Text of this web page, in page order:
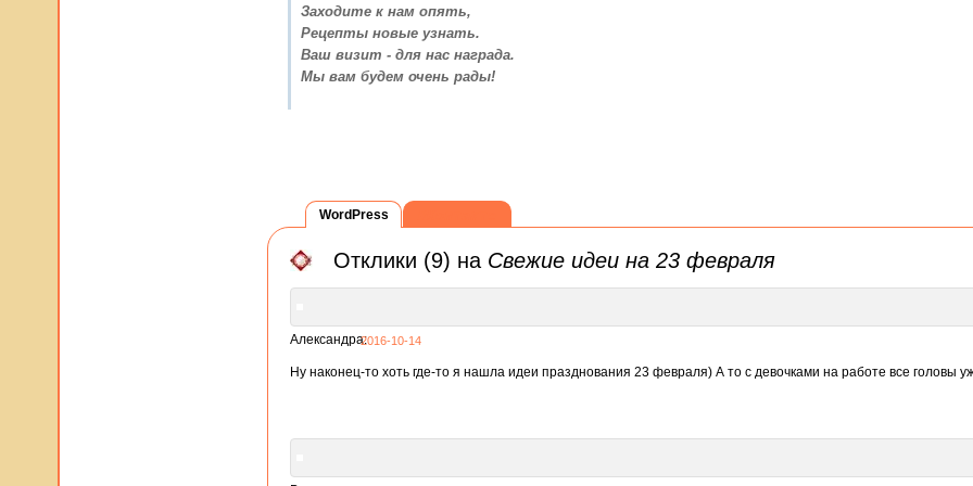
Заходите к нам опять,
Рецепты новые узнать.
Ваш визит - для нас награда.
Мы вам будем очень рады!
WordPress
Отклики (9) на Свежие идеи на 23 февраля
Александра:2016-10-14
Ну наконец-то хоть где-то я нашла идеи празднования 23 февраля) А то с девочками на работе все головы